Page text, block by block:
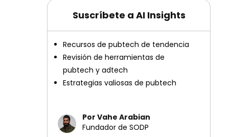
Suscríbete a AI Insights
Recursos de pubtech de tendencia
Revisión de herramientas de
pubtech y adtech
Estrategias valiosas de pubtech
Por Vahe Arabian
Fundador de SODP